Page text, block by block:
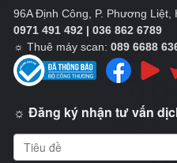
96A Định Công, P. Phương Liệt,
0971 491 492 | 036 862 6789
☼ Thuê máy scan: 089 6688
☼ Đăng ký nhận tư vấn